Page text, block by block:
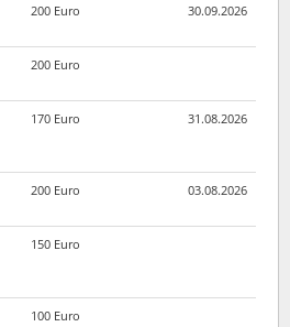
200 Euro 30.09.2026
200 Euro
170 Euro 31.08.2026
200 Euro 03.08.2026
150 Euro
100 Euro